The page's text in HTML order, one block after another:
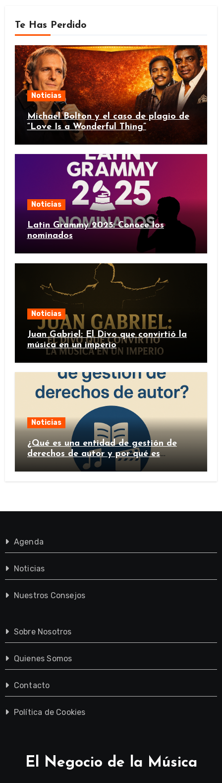
Te Has Perdido
Noticias
Michael Bolton y el caso de plagio de
“Love Is a Wonderful Thing”
Noticias
Latin Grammy 2025: Conoce los
nominados
Noticias
Juan Gabriel: El Divo que convirtió la
música en un imperio
Noticias
¿Qué es una entidad de gestión de
derechos de autor y por qué es
importante?
Agenda
Noticias
Nuestros Consejos
Sobre Nosotros
Quienes Somos
Contacto
Política de Cookies
El Negocio de la Música